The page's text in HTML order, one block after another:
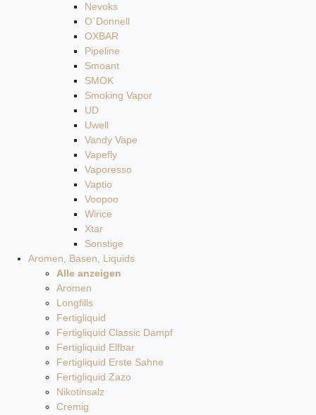
Nevoks
O`Donnell
OXBAR
Pipeline
Smoant
SMOK
Smoking Vapor
UD
Uwell
Vandy Vape
Vapefly
Vaporesso
Vaptio
Voopoo
Wirice
Xtar
Sonstige
Aromen, Basen, Liquids
Alle anzeigen
Aromen
Longfills
Fertigliquid
Fertigliquid Classic Dampf
Fertigliquid Elfbar
Fertigliquid Erste Sahne
Fertigliquid Zazo
Nikotinsalz
Cremig